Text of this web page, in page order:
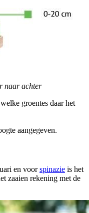
naar achter
groentes daar het
aangegeven.
en voorspinazie is het
zaaien rekening met de